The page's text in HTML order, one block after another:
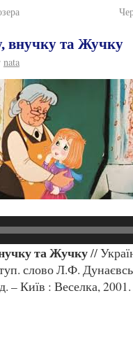
внучку та Жучку
nata
та Жучку//
слово Л.Ф.
– Київ : Веселка,